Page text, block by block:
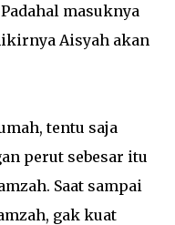
masuknya
Aisyah akan
tentu saja
perut sebesar itu
Saat sampai
gak kuat